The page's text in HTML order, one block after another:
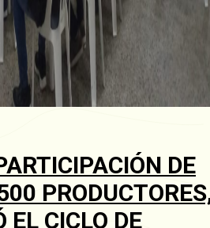
DE
EL CICLO DE